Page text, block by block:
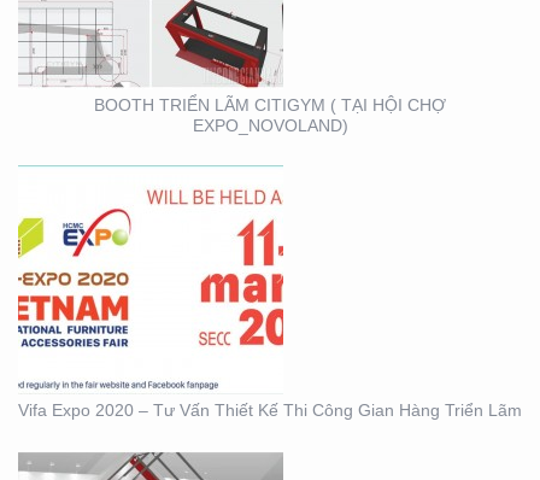
BOOTH TRIỂN LÃM CITIGYM ( TẠI HỘI CHỢ
EXPO_NOVOLAND)
CÔNG GIAN HÀNG
TRIỂN LÃM
Vifa Expo 2020 – Tư Vấn Thiết Kế Thi Công Gian Hàng Triển Lãm
BOOTH KIM NGƯU
(TARUJO) – TRIỂN
LÃMVIỆT BUILD 12-2019